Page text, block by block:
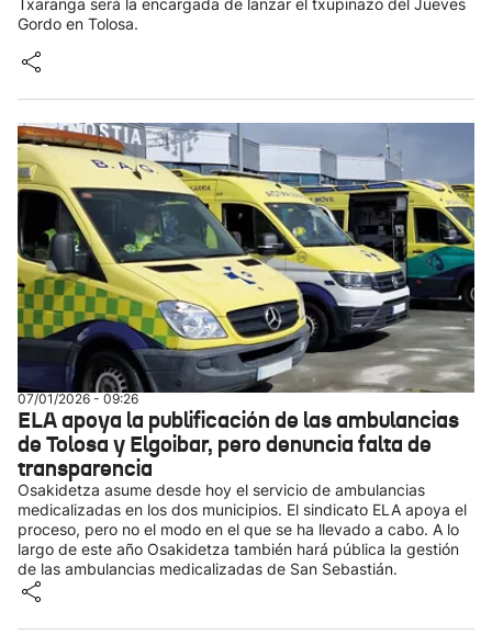
Txaranga será la encargada de lanzar el txupinazo del Jueves
Gordo en Tolosa.
07/01/2026 - 09:26
ELA apoya la publificación de las ambulancias
de Tolosa y Elgoibar, pero denuncia falta de
transparencia
Osakidetza asume desde hoy el servicio de ambulancias
medicalizadas en los dos municipios. El sindicato ELA apoya el
proceso, pero no el modo en el que se ha llevado a cabo. A lo
largo de este año Osakidetza también hará pública la gestión
de las ambulancias medicalizadas de San Sebastián.